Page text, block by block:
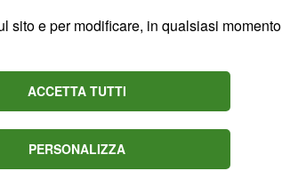
finale
della
e per modificare, in qualsiasi
ACCETTA TUTTI
PERSONALIZZA